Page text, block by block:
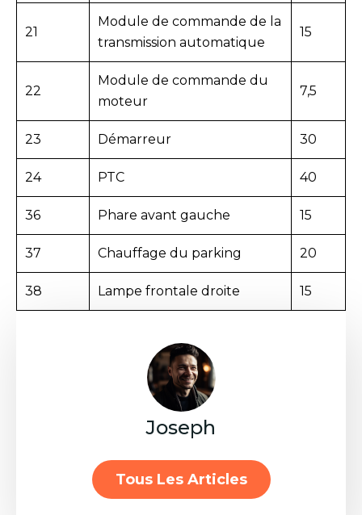
21
Module de commande de la
transmission automatique
15
22
Module de commande du
moteur
7,5
23 Démarreur 30
24 PTC 40
36 Phare avant gauche 15
37 Chauffage du parking 20
38 Lampe frontale droite 15
Joseph
Tous Les Articles